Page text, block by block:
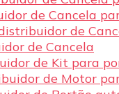
de Cancela
de
de Cancela
de Kit para
de Motor